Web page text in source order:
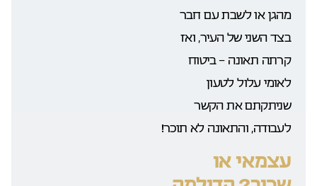
מהגן או לשבת עם חבר
בצד השני של העיר, ואז
קרתה תאונה – ביטוח
לאומי עלול לטעון
שניתקתם את הקשר
לעבודה, והתאונה לא תוכר!
עצמאי או